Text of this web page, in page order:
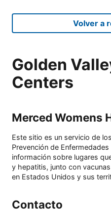
Volver a
Golden
Centers
Merced Womens
Este sitio es un servicio de
Prevención de
información sobre lugares
y hepatitis, junto con
en Estados Unidos y sus
Contacto